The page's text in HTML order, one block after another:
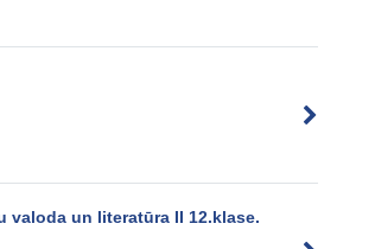
valoda un literatūra II 12.klase.